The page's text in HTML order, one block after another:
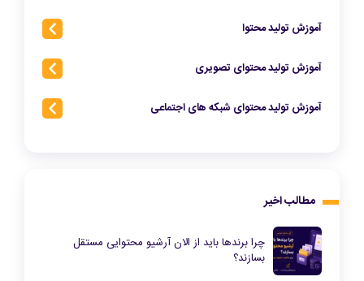
آموزش تولید محتوا
آموزش تولید محتوای تصویری
آموزش تولید محتوای شبکه‌ های اجتماعی
مطالب اخیر
چرا برندها باید از الان آرشیو محتوایی مستقل
بسازند؟